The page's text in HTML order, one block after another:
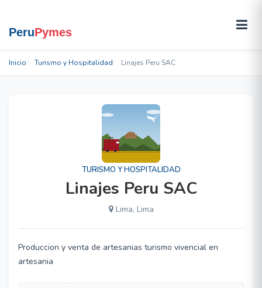
Inicio Turismo y Hospitalidad Linajes Peru SAC
TURISMO Y HOSPITALIDAD
Linajes Peru SAC
Lima, Lima
Produccion y venta de artesanias turismo vivencial en
artesania